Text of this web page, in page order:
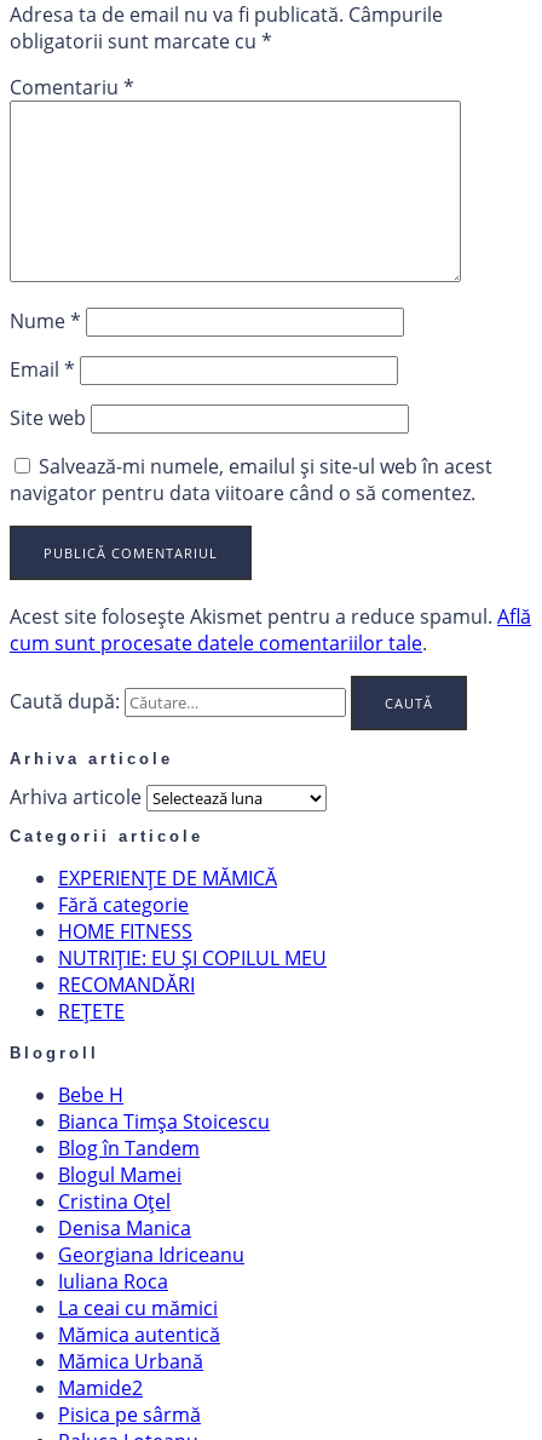
Adresa ta de email nu va fi publicată. Câmpurile
obligatorii sunt marcate cu *
Comentariu *
Nume*
Email *
Site web
Salvează-mi numele, emailul și site-ul web în acest
navigator pentru data viitoare când o să comentez.
Acest site folosește Akismet pentru a reduce spamul. Află
cum sunt procesate datele comentariilor tale.
Caută după:
Arhiva articole
Arhiva articole
Categorii articole
EXPERIENȚE DE MĂMICĂ
Fără categorie
HOME FITNESS
NUTRIȚIE: EU ȘI COPILUL MEU
RECOMANDĂRI
REȚETE
Blogroll
Bebe H
Bianca Timșa Stoicescu
Blog în Tandem
Blogul Mamei
Cristina Oțel
Denisa Manica
Georgiana Idriceanu
Iuliana Roca
La ceai cu mămici
Mămica autentică
Mămica Urbană
Mamide2
Pisica pe sârmă